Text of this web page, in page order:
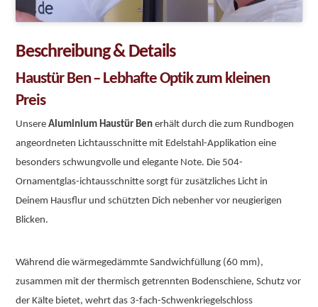
Beschreibung & Details
Haustür Ben – Lebhafte Optik zum kleinen
Preis
UnsereAluminium Haustür Ben erhält durch die zum Rundbogen
angeordneten Lichtausschnitte mit Edelstahl-Applikation eine
besonders schwungvolle und elegante Note. Die 504-
Ornamentglas-ichtausschnitte sorgt für zusätzliches Licht in
Deinem Hausflur und schützten Dich nebenher vor neugierigen
Blicken.
Während die wärmegedämmte Sandwichfüllung (60 mm),
zusammen mit der thermisch getrennten Bodenschiene, Schutz vor
der Kälte bietet, wehrt das 3-fach-Schwenkriegelschloss